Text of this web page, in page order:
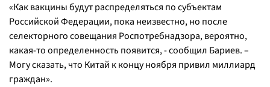
«Как вакцины будут распределяться по субъектам
Российской Федерации, пока неизвестно, но после
селекторного совещания Роспотребнадзора, вероятно,
какая-то определенность появится, -сообщил Бариев.–
Могу сказать, что Китай к концу ноября привил миллиард
граждан».